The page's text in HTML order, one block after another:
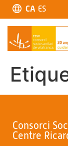
CA ES
Consorci
Centre